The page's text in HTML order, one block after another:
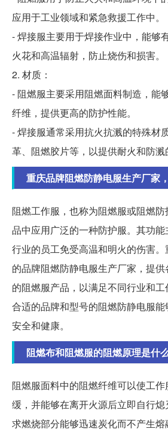
应用于工业领域和紧急救援工作中。
- 焊接服主要用于焊接作业中，能够
火花和高温辐射，防止烧伤和损害。
2. 材质：
- 阻燃服主要采用阻燃面料制造，能
纤维，提供更高的防护性能。
- 焊接服通常采用抗火抗溅的特殊材
革、阻燃胶片等，以提供耐火和防溅
重庆品牌阻燃防静电服生产厂家
阻燃工作服，也称为阻燃服或阻燃
品中应用广泛的一种防护服。其功
行业的员工免受高温和明火的伤害
的品牌阻燃防静电服生产厂家，提
的阻燃服产品，以满足不同行业和
合适的品牌和型号的阻燃防静电服
安全和健康。
阻燃布和阻燃服的阻燃原理是什
阻燃服面料中的阻燃纤维可以使工
缓，并能够在离开火源后立即自行
求燃烧部分能够迅速炭化而不产生